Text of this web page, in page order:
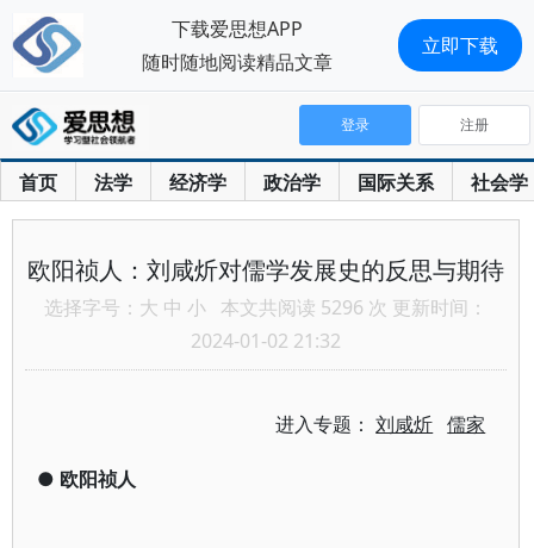
首页 法学 经济学 政治学 国际关系 社会学
登录 注册
欧阳祯人：刘咸炘对儒学发展史的反思与期待
选择字号： 大 中 小 本文共阅读 5296 次 更新时间：
2024-01-02 21:32
进入专题：刘咸炘 儒家
● 欧阳祯人
下载爱思想APP
随时随地阅读精品文章
立即下载